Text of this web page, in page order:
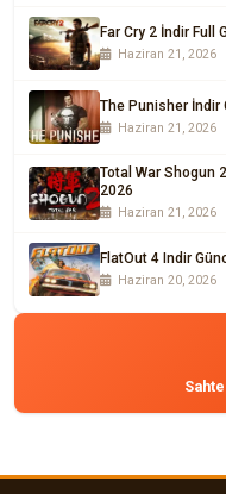
Far Cry 2 İndir Full
Haziran 21, 2026
The Punisher İndir
Haziran 21, 2026
Total War Shogun
2026
Haziran 21, 2026
FlatOut 4 Indir
Haziran 20, 2026